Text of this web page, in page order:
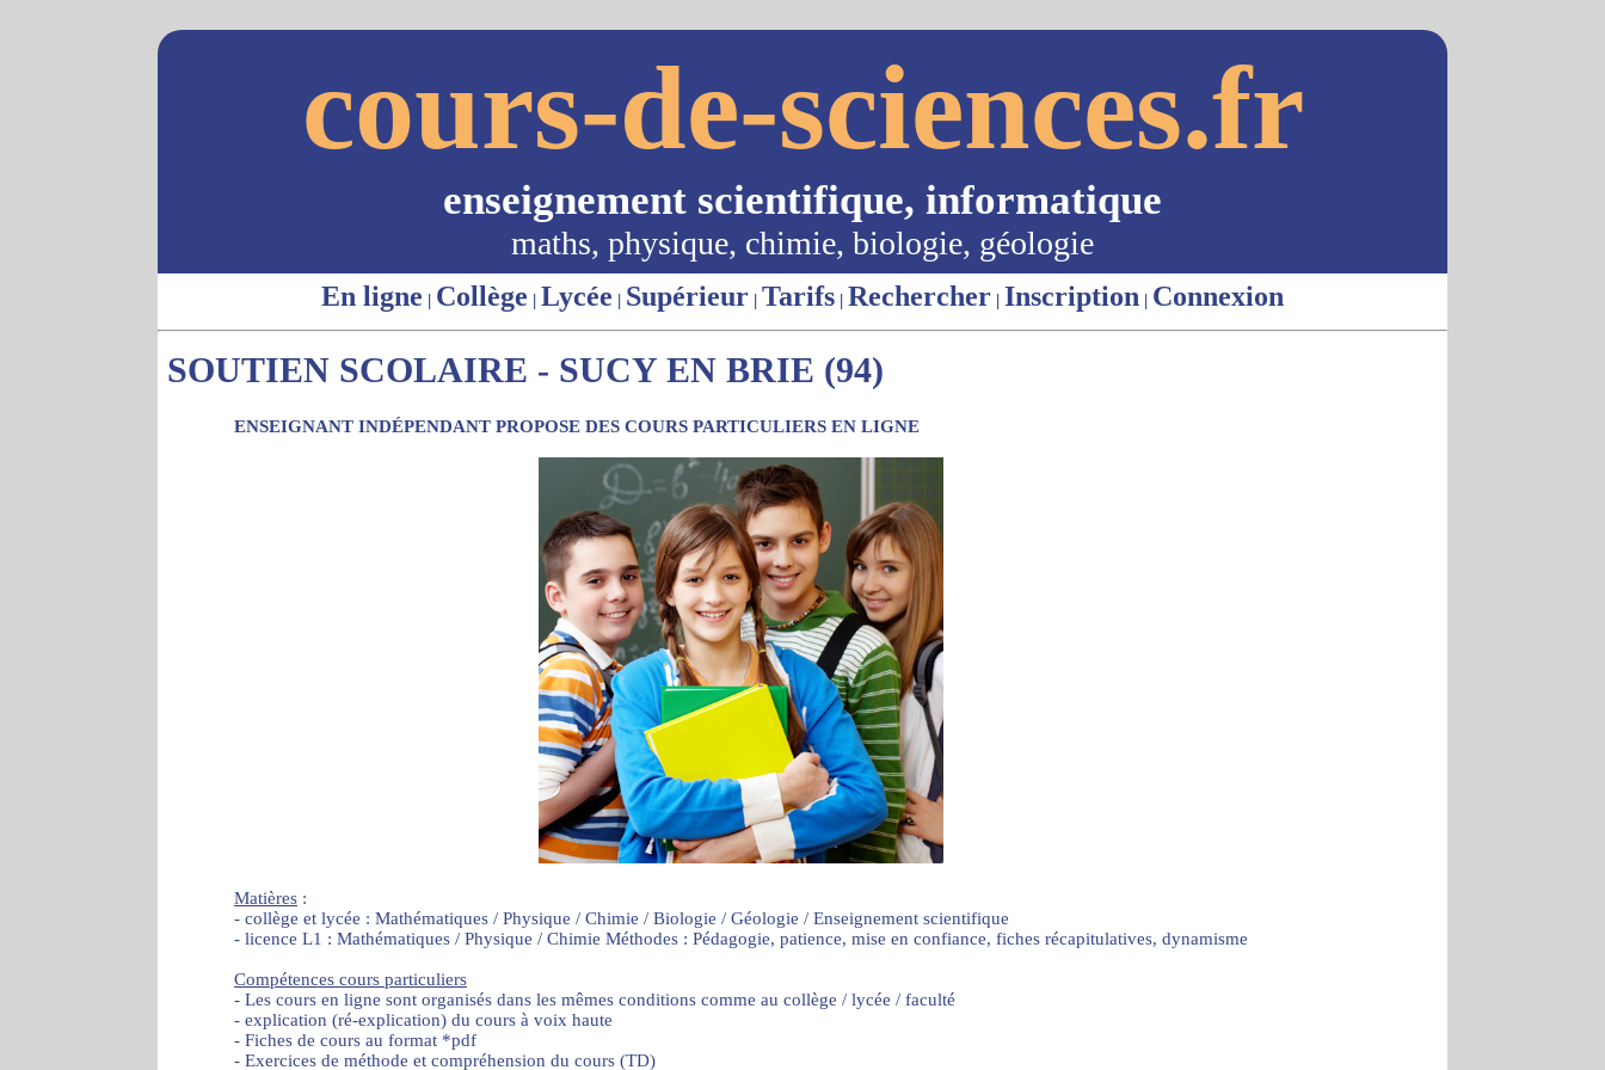
cours-de-sciences.fr
enseignement scientifique, informatique
maths, physique, chimie, biologie, géologie
En ligne | Collège | Lycée | Supérieur | Tarifs | Rechercher | Inscription | Connexion
SOUTIEN SCOLAIRE - SUCY EN BRIE (94)
ENSEIGNANT INDÉPENDANT PROPOSE DES COURS PARTICULIERS EN LIGNE
Matières :
- collège et lycée : Mathématiques / Physique / Chimie / Biologie / Géologie / Enseignement scientifique
- licence L1 : Mathématiques / Physique / Chimie Méthodes : Pédagogie, patience, mise en confiance, fiches récapitulatives, dynamisme
Compétences cours particuliers
- Les cours en ligne sont organisés dans les mêmes conditions comme au collège / lycée / faculté
- explication (ré-explication) du cours à voix haute
- Fiches de cours au format *pdf
- Exercices de méthode et compréhension du cours (TD)